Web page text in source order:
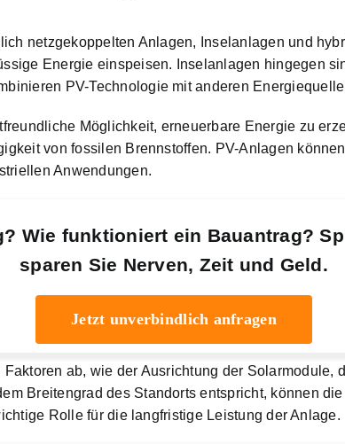
netzgekoppelten Anlagen, Inselanlagen und
Energie einspeisen. Inselanlagen hingegen
PV-Technologie mit anderen
Möglichkeit, erneuerbare Energie zu
von fossilen Brennstoffen. PV-Anlagen
Anwendungen.
Wie funktioniert ein Bauantrag?
sparen Sie Nerven, Zeit und Geld.
Jetzt unverbindlich anfragen
ab, wie der Ausrichtung der
Breitengrad des Standorts entspricht, können
Rolle für die langfristige Leistung der Anlage.